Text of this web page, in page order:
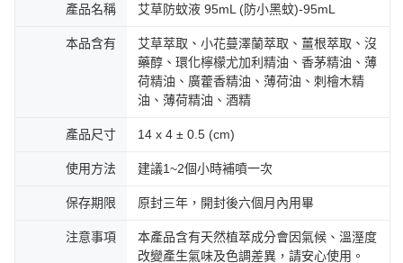
產品名稱 艾草防蚊液 95mL (防小黑蚊)-95mL
本品含有
艾草萃取、小花蔓澤蘭萃取、薑根萃取、沒
藥醇、環化檸檬尤加利精油、香茅精油、薄
荷精油、廣藿香精油、薄荷油、刺檜木精
油、薄荷精油、酒精
產品尺寸 14 x 4 ± 0.5 (cm)
使用方法 建議1~2個小時補噴一次
保存期限 原封三年，開封後六個月內用畢
注意事項
本產品含有天然植萃成分會因氣候、溫溼度
改變產生氣味及色調差異，請安心使用。